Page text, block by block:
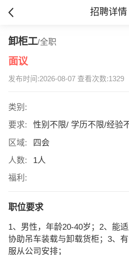
招聘详情
卸柜工/全职
面议
发布时间:2026-08-07 查看次数:1329
类别:
要求:
性别不限/ 学历不限/经验
区域:
四会
人数:
1人
福利:
职位要求
1、男性，年龄20-40岁；2、能
协助吊车装载与卸载货柜；3、有
服从公司安排；